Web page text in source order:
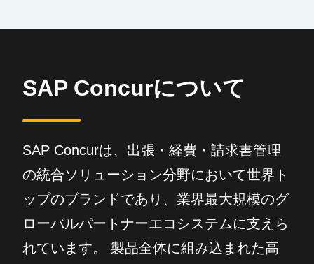
SAP Concurについて
SAP Concurは、出張・経費・請求書管理
の統合ソリューション分野において世界ト
ップのブランドであり、業界最大規模のグ
ローバルパートナーエコシステムに支えら
れています。 製品全体に組み込まれた高